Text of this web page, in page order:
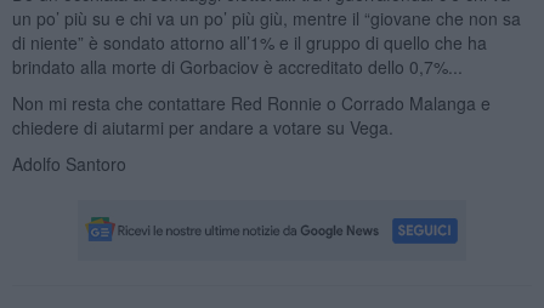
un po’ più su e chi va un po’ più giù, mentre il “giovane che non sa
di niente” è sondato attorno all’1% e il gruppo di quello che ha
brindato alla morte di Gorbaciov è accreditato dello 0,7%...
Non mi resta che contattare Red Ronnie o Corrado Malanga e
chiedere di aiutarmi per andare a votare su Vega.
Adolfo Santoro